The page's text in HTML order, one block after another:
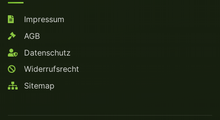
Impressum
AGB
Datenschutz
Widerrufsrecht
Sitemap